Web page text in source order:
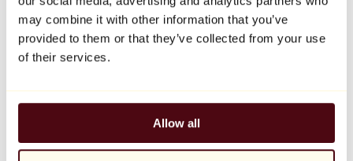
may combine it with other information that you’ve
provided to them or that they’ve collected from your use
of their services.
Allow all
Balloon Dog (Orange)
Jeff Koons
10.000 €
Artisti
Tutti i pittori